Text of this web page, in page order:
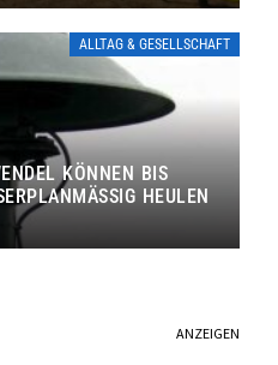
ALLTAG & GESELLSCHAFT
KÖNNEN BIS
HEULEN
ANZEIGEN